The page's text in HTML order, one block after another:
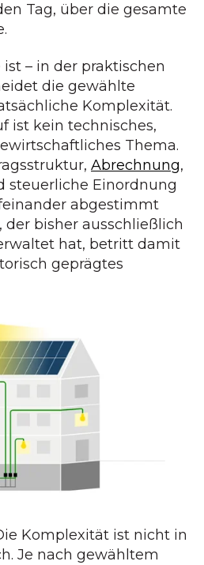
Tag, über die gesamte
– in der praktischen
die gewählte
Komplexität.
ist kein technisches,
Thema.
Abrechnung,
steuerliche Einordnung
abgestimmt
der bisher ausschließlich
hat, betritt damit
geprägtes
Komplexität ist nicht in
Je nach gewähltem